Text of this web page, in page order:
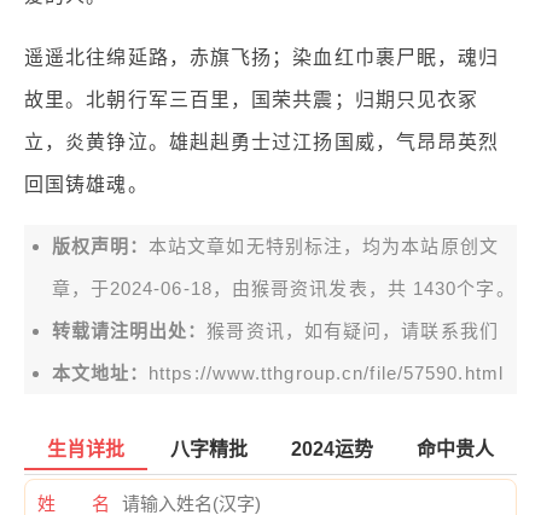
遥遥北往绵延路，赤旗飞扬；染血红巾裹尸眠，魂归
故里。北朝行军三百里，国荣共震；归期只见衣冢
立，炎黄铮泣。雄赳赳勇士过江扬国威，气昂昂英烈
回国铸雄魂。
版权声明： 本站文章如无特别标注，均为本站原创文
章，于2024-06-18，由猴哥资讯 发表，共 1430个字。
转载请注明出处：猴哥资讯，如有疑问，请联系我们
本文地址： https://www.tthgroup.cn/file/57590.html
生肖详批 八字精批 2024运势 命中贵人
姓 名